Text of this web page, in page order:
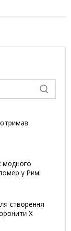
модного
у Римі
створення
Х